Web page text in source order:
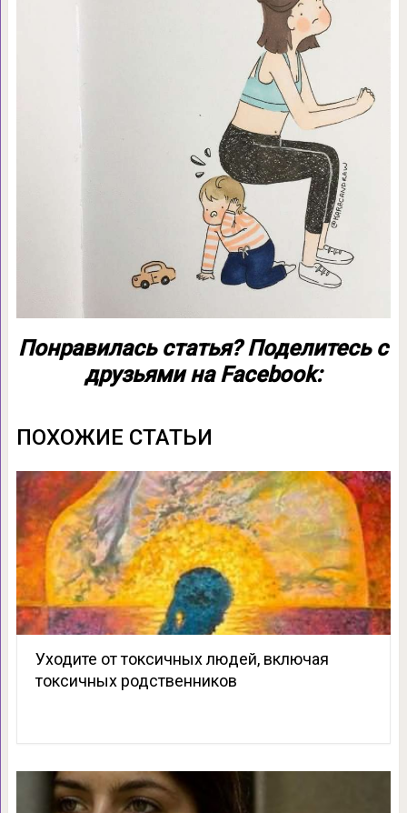
Понравилась статья? Поделитесь с
друзьями на Facebook:
ПОХОЖИЕ СТАТЬИ
Уходите от токсичных людей, включая
токсичных родственников